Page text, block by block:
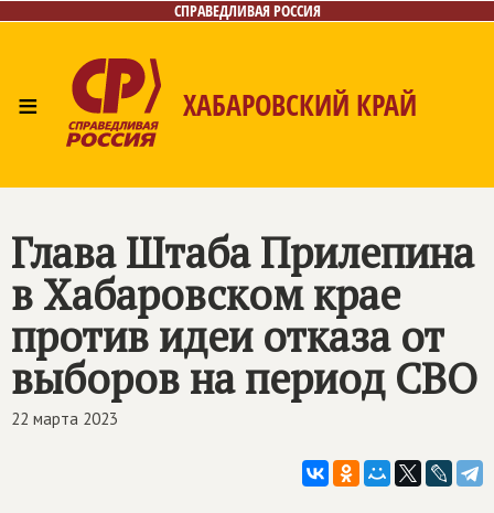
СПРАВЕДЛИВАЯ РОССИЯ
≡ ХАБАРОВСКИЙ КРАЙ
Контакты
Глава Штаба Прилепина
в Хабаровском крае
против идеи отказа от
выборов на период СВО
22 марта 2023